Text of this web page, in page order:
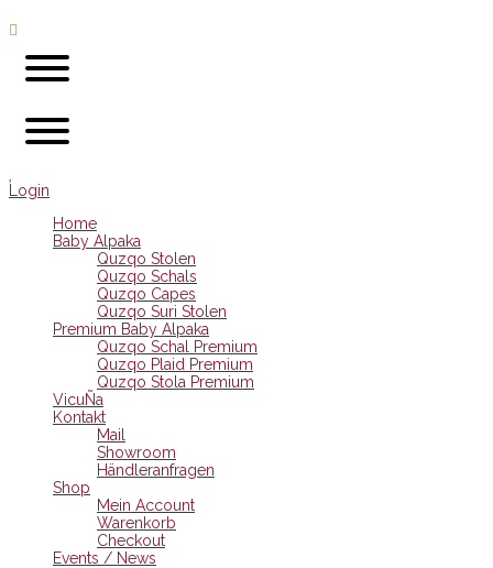
Login
Home
Baby Alpaka
Quzqo Stolen
Quzqo Schals
Quzqo Capes
Quzqo Suri Stolen
Premium Baby Alpaka
Quzqo Schal Premium
Quzqo Plaid Premium
Quzqo Stola Premium
VicuÑa
Kontakt
Mail
Showroom
Händleranfragen
Shop
Mein Account
Warenkorb
Checkout
Events / News